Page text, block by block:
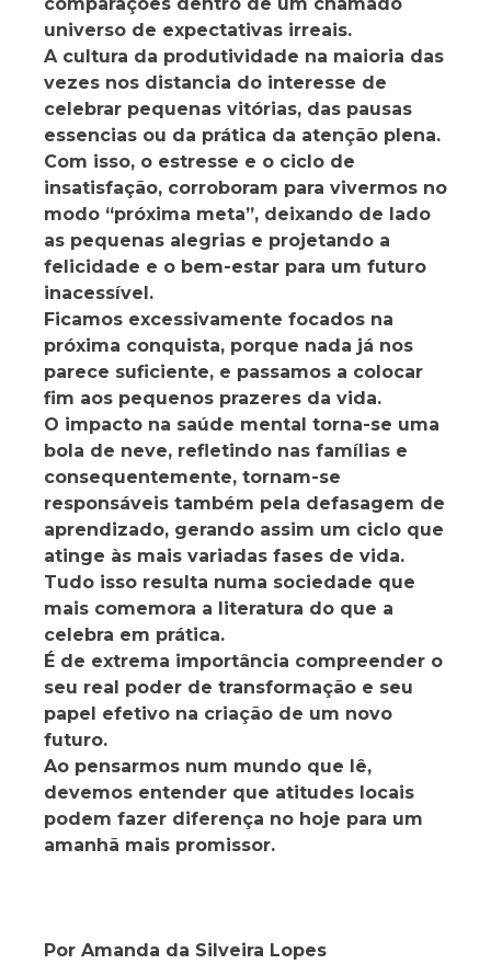
universo de expectativas irreais.
A cultura da produtividade na maioria das
vezes nos distancia do interesse de
celebrar pequenas vitórias, das pausas
essencias ou da prática da atenção plena.
Com isso, o estresse e o ciclo de
insatisfação, corroboram para vivermos no
modo “próxima meta”, deixando de lado
as pequenas alegrias e projetando a
felicidade e o bem-estar para um futuro
inacessível.
Ficamos excessivamente focados na
próxima conquista, porque nada já nos
parece suficiente, e passamos a colocar
fim aos pequenos prazeres da vida.
O impacto na saúde mental torna-se uma
bola de neve, refletindo nas famílias e
consequentemente, tornam-se
responsáveis também pela defasagem de
aprendizado, gerando assim um ciclo que
atinge às mais variadas fases de vida.
Tudo isso resulta numa sociedade que
mais comemora a literatura do que a
celebra em prática.
É de extrema importância compreender o
seu real poder de transformação e seu
papel efetivo na criação de um novo
futuro.
Ao pensarmos num mundo que lê,
devemos entender que atitudes locais
podem fazer diferença no hoje para um
amanhã mais promissor.
Por Amanda da Silveira Lopes